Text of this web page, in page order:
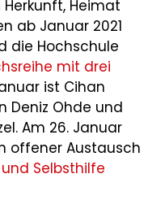
Heimat
ab Januar 2021
die Hochschule
mit drei
ist Cihan
Deniz Ohde und
Am 26. Januar
offener Austausch
Selbsthilfe